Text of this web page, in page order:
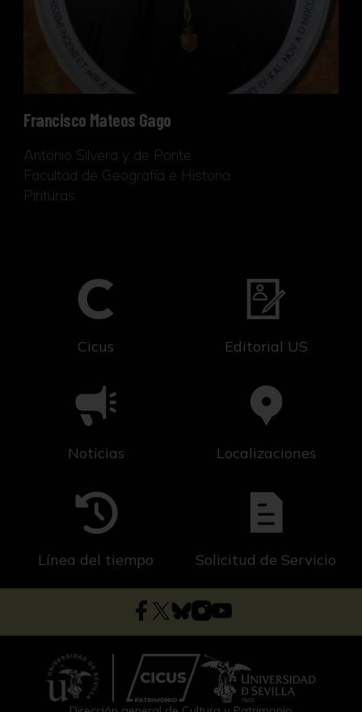
Francisco Mateos Gago
Antonio Silvera y de Ponte
Facultad de Geografía e Historia
Pinturas
Cicus Editorial US
Noticias Localizaciones
Línea del tiempo Solicitud de Servicio